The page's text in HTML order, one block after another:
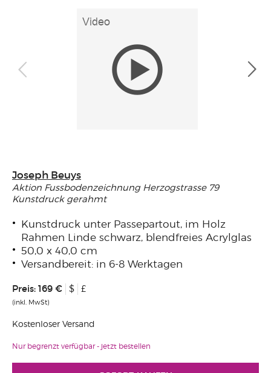
Joseph Beuys
Aktion Fussbodenzeichnung Herzogstrasse 79
Kunstdruck gerahmt
Kunstdruck unter Passepartout, im Holz
Rahmen Linde schwarz, blendfreies Acrylglas
50,0 x 40,0 cm
Versandbereit: in 6-8 Werktagen
Preis: 169 € $ £
(inkl. MwSt)
Kostenloser Versand
Nur begrenzt verfügbar - jetzt bestellen